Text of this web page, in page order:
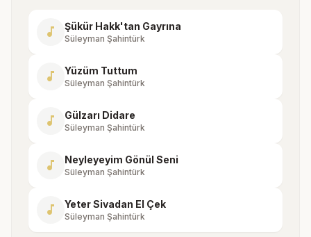
music_note Şükür Hakk'tan Gayrına
Süleyman Şahintürk
music_note Yüzüm Tuttum
Süleyman Şahintürk
music_note Gülzarı Didare
Süleyman Şahintürk
music_note Neyleyeyim Gönül Seni
Süleyman Şahintürk
music_note Yeter Sivadan El Çek
Süleyman Şahintürk